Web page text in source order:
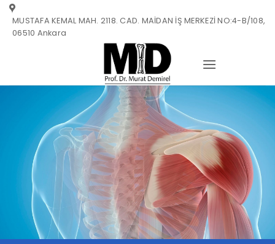
Skip
content
MUSTAFA KEMAL MAH. 2118. CAD. MAİDAN İŞ MERKEZİ NO:4-B/108,
06510 Ankara